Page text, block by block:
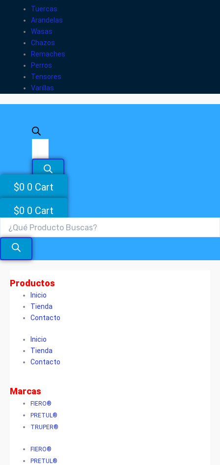
Tuercas
Arandelas
Wasas
Chazos
Remaches
Perros
Tensores
Varillas
$0 0 Cart
$0 0 Cart
Productos
Inicio
Tienda
Contacto
Inicio
Tienda
Contacto
Marcas
FIERO®
PRETUL®
TRUPER®
FIERO®
PRETUL®
Tornillo
con
Cabeza
cantidad